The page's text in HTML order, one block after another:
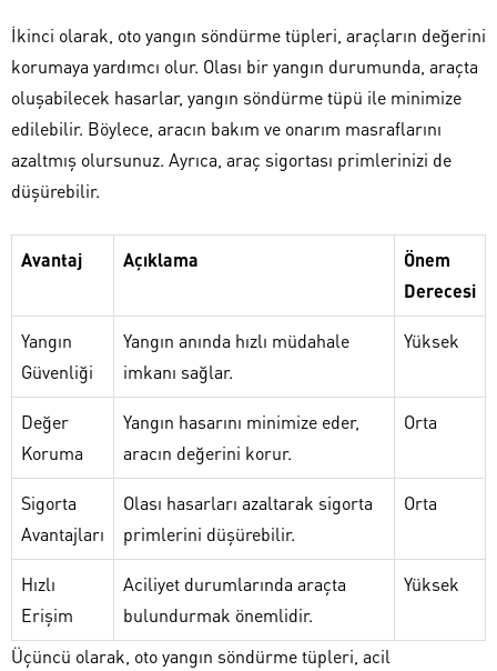
İkinci olarak, oto yangın söndürme tüpleri, araçların değerini
korumaya yardımcı olur. Olası bir yangın durumunda, araçta
oluşabilecek hasarlar, yangın söndürme tüpü ile minimize
edilebilir. Böylece, aracın bakım ve onarım masraflarını
azaltmış olursunuz. Ayrıca, araç sigortası primlerinizi de
düşürebilir.
Avantaj Açıklama
Önem
Derecesi
Yangın
Güvenliği
Yangın anında hızlı müdahale
imkanı sağlar.
Yüksek
Değer
Koruma
Yangın hasarını minimize eder,
aracın değerini korur.
Orta
Sigorta
Avantajları
Olası hasarları azaltarak sigorta
primlerini düşürebilir.
Orta
Hızlı
Erişim
Aciliyet durumlarında araçta
bulundurmak önemlidir.
Yüksek
Üçüncü olarak, oto yangın söndürme tüpleri, acil